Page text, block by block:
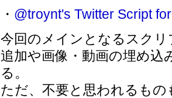
・ @troynt's Twitter Script
今回のメインとなるスク
追加や画像・動画の埋め込
る。
ただ、不要と思われるも